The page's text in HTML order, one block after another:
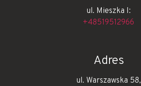
ul. Mieszka I:
+48519512966
Adres
ul. Warszawska 58,